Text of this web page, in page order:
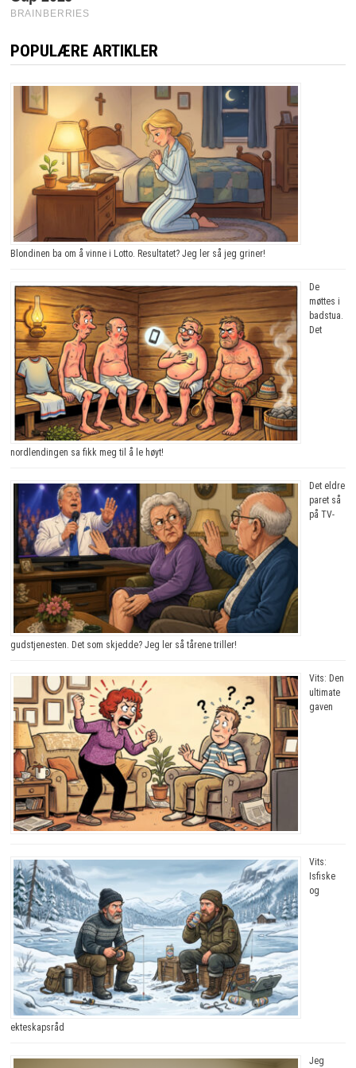
POPULÆRE ARTIKLER
Blondinen ba om å vinne i Lotto. Resultatet? Jeg ler så jeg griner!
De
møttes i
badstua.
Det
nordlendingen sa fikk meg til å le høyt!
Det eldre
paret så
på TV-
gudstjenesten. Det som skjedde? Jeg ler så tårene triller!
Vits: Den
ultimate
gaven
Vits:
Isfiske
og
ekteskapsråd
Jeg